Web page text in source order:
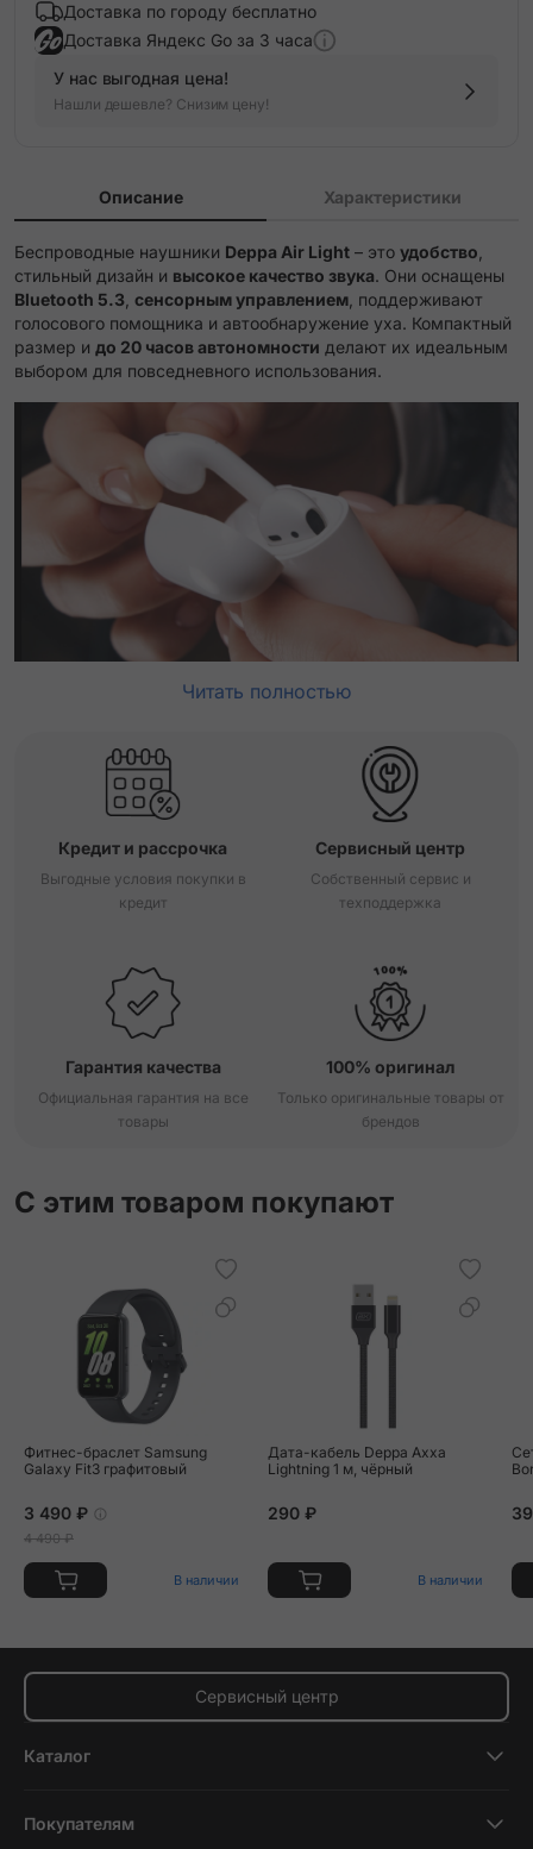
Доставка по городу бесплатно
Доставка Яндекс Go за 3 часа
У нас выгодная цена!
Нашли дешевле? Снизим цену!
Описание Характеристики
Беспроводные наушники Deppa Air Light – это удобство
стильный дизайн и высокое качество звука. Они оснащены
Bluetooth 5.3 сенсорным управлением , поддерживают
голосового помощника и автообнаружение уха. Компактный
размер и до 20 часов автономности делают их идеальным
выбором для повседневного использования.
Читать полностью
Кредит и рассрочка
Выгодные условия покупки в
кредит
Сервисный центр
Собственный сервис и
техподдержка
Гарантия качества
Официальная гарантия на все
товары
100% оригинал
Только оригинальные товары от
брендов
С этим товаром покупают
Фитнес-браслет Samsung
Galaxy Fit3 графитовый
3 490 ₽
4 490 ₽
В наличии
Дата-кабель Deppa Axxa
Lightning 1 м, чёрный
290 ₽
В наличии
Сервисный центр
Каталог
Планшеты
Покупателям